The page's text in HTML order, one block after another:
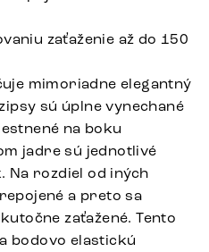
zaťaženie až do 150
mimoriadne elegantný
sú úplne vynechané
na boku
jadre sú jednotlivé
Na rozdiel od iných
a preto sa
zaťažené. Tento
bodovo elastickú